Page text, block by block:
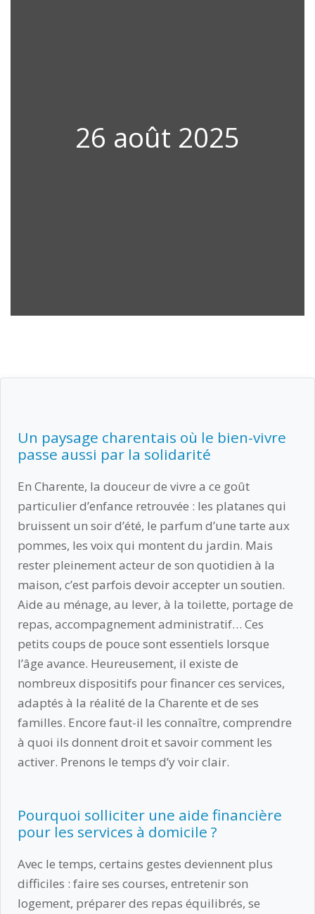
26 août 2025
Un paysage charentais où le bien-vivre
passe aussi par la solidarité
En Charente, la douceur de vivre a ce goût
particulier d’enfance retrouvée : les platanes qui
bruissent un soir d’été, le parfum d’une tarte aux
pommes, les voix qui montent du jardin. Mais
rester pleinement acteur de son quotidien à la
maison, c’est parfois devoir accepter un soutien.
Aide au ménage, au lever, à la toilette, portage de
repas, accompagnement administratif… Ces
petits coups de pouce sont essentiels lorsque
l’âge avance. Heureusement, il existe de
nombreux dispositifs pour financer ces services,
adaptés à la réalité de la Charente et de ses
familles. Encore faut-il les connaître, comprendre
à quoi ils donnent droit et savoir comment les
activer. Prenons le temps d’y voir clair.
Pourquoi solliciter une aide financière
pour les services à domicile ?
Avec le temps, certains gestes deviennent plus
difficiles : faire ses courses, entretenir son
logement, préparer des repas équilibrés, se